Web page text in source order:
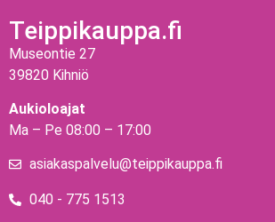
Teippikauppa.fi
Museontie 27
39820 Kihniö
Aukioloajat
Ma – Pe 08:00 – 17:00
asiakaspalvelu@teippikauppa.fi
040 - 775 1513